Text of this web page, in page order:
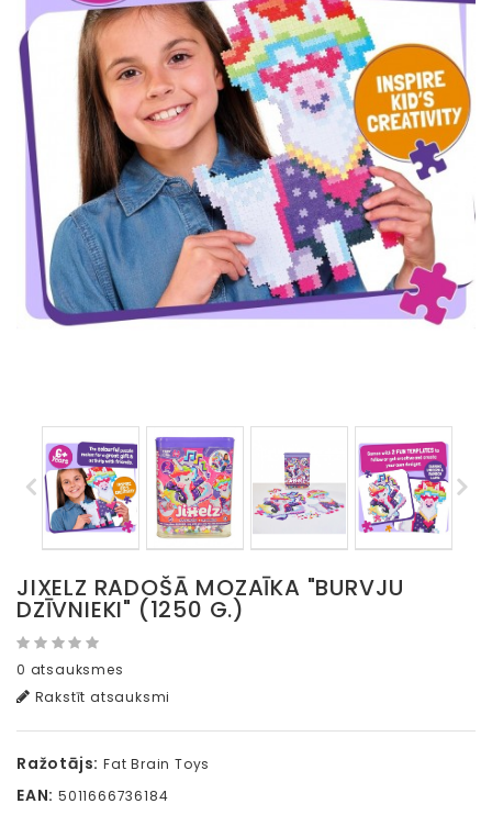
JIXELZ RADOŠĀ MOZAĪKA "BURVJU
DZĪVNIEKI" (1250 G.)
0 atsauksmes
Rakstīt atsauksmi
Ražotājs: Fat Brain Toys
EAN: 5011666736184